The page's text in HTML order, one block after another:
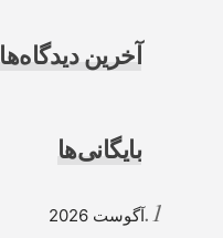
آخرین دیدگاه‌ها
بایگانی‌ها
آگوست 2026